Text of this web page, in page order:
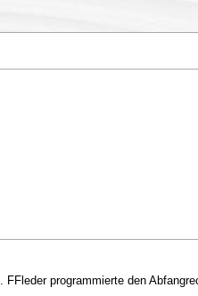
. FFleder programmierte den